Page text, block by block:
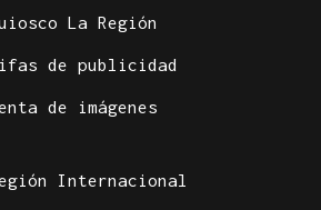
La Región
de publicidad
de imágenes
Internacional